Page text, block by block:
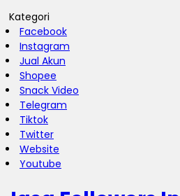
Kategori
Facebook
Instagram
Jual Akun
Shopee
Snack Video
Telegram
Tiktok
Twitter
Website
Youtube